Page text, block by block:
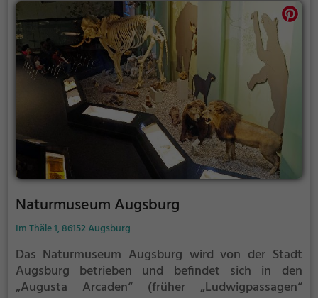
Naturmuseum Augsburg
Im Thäle 1, 86152 Augsburg
Das Naturmuseum Augsburg wird von der Stadt
Augsburg betrieben und befindet sich in den
„Augusta Arcaden“ (früher „Ludwigpassagen“